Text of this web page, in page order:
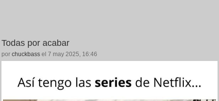
Todas por acabar
por chuckbass el 7 may 2025, 16:46